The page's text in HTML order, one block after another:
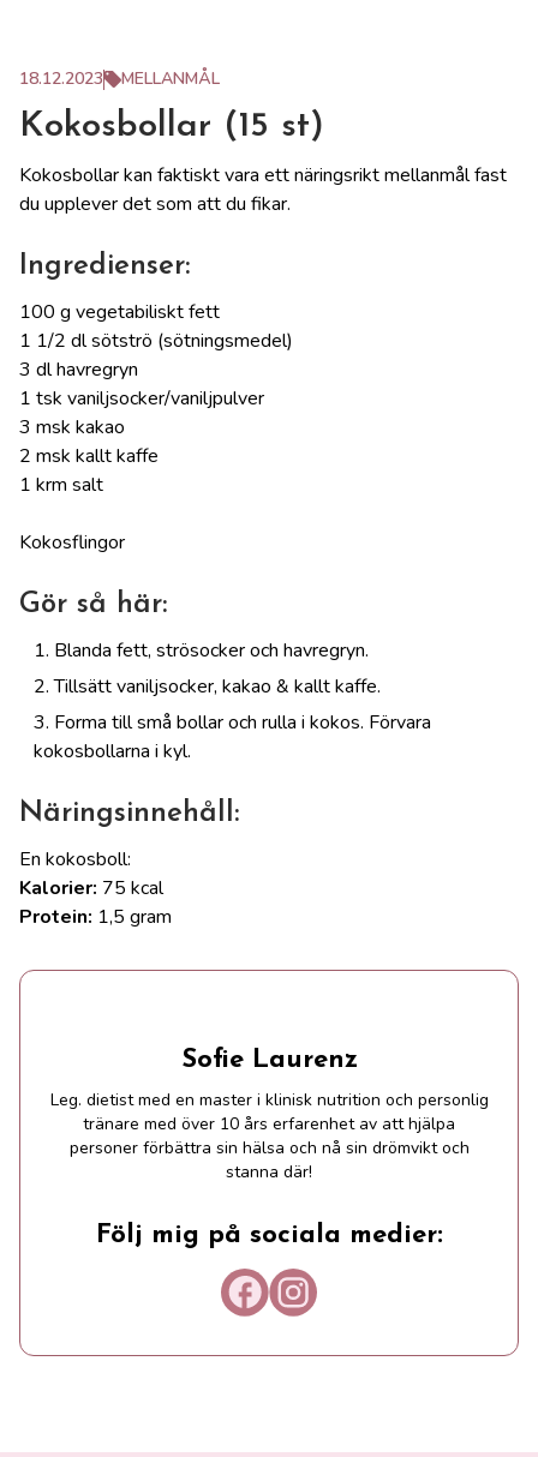
18.12.2023 MELLANMÅL
Kokosbollar (15 st)
Kokosbollar kan faktiskt vara ett näringsrikt mellanmål fast
du upplever det som att du fikar.
Ingredienser:
100 g vegetabiliskt fett
1 1/2 dl sötströ (sötningsmedel)
3 dl havregryn
1 tsk vaniljsocker/vaniljpulver
3 msk kakao
2 msk kallt kaffe
1 krm salt
Kokosflingor
Gör så här:
Blanda fett, strösocker och havregryn.
Tillsätt vaniljsocker, kakao & kallt kaffe.
Forma till små bollar och rulla i kokos. Förvara
kokosbollarna i kyl.
Näringsinnehåll:
En kokosboll:
Kalorier: 75 kcal
Protein: 1,5 gram
Sofie Laurenz
Leg. dietist med en master i klinisk nutrition och personlig
tränare med över 10 års erfarenhet av att hjälpa
personer förbättra sin hälsa och nå sin drömvikt och
stanna där!
Följ mig på sociala medier: